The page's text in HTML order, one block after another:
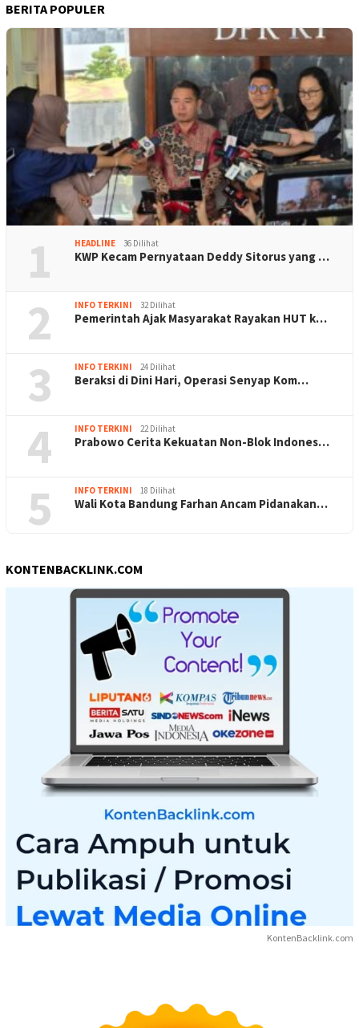
BERITA POPULER
1 HEADLINE 36 Dilihat
KWP Kecam Pernyataan Deddy Sitorus yang …
2 INFO TERKINI 32 Dilihat
Pemerintah Ajak Masyarakat Rayakan HUT k…
3 INFO TERKINI 24 Dilihat
Beraksi di Dini Hari, Operasi Senyap Kom…
4 INFO TERKINI 22 Dilihat
Prabowo Cerita Kekuatan Non-Blok Indones…
5 INFO TERKINI 18 Dilihat
Wali Kota Bandung Farhan Ancam Pidanakan…
KONTENBACKLINK.COM
KontenBacklink.com